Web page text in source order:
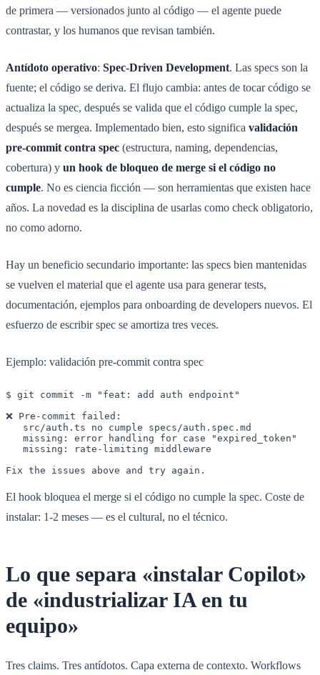
de primera — versionados junto al código — el agente puede
contrastar, y los humanos que revisan también.
Antídoto operativo: Spec-Driven Development. Las specs son la
fuente; el código se deriva. El flujo cambia: antes de tocar código se
actualiza la spec, después se valida que el código cumple la spec,
después se mergea. Implementado bien, esto significa validación
pre-commit contra spec (estructura, naming, dependencias,
cobertura) y un hook de bloqueo de merge si el código no
cumple. No es ciencia ficción — son herramientas que existen hace
años. La novedad es la disciplina de usarlas como check obligatorio,
no como adorno.
Hay un beneficio secundario importante: las specs bien mantenidas
se vuelven el material que el agente usa para generar tests,
documentación, ejemplos para onboarding de developers nuevos. El
esfuerzo de escribir spec se amortiza tres veces.
Ejemplo: validación pre-commit contra spec
$ git commit -m "feat: add auth endpoint"
❌ Pre-commit failed:
   src/auth.ts no cumple specs/auth.spec.md
   missing: error handling for case "expired_token"
   missing: rate-limiting middleware
Fix the issues above and try again.
El hook bloquea el merge si el código no cumple la spec. Coste de
instalar: 1-2 meses — es el cultural, no el técnico.
Lo que separa «instalar Copilot»
de «industrializar IA en tu
equipo»
Tres claims. Tres antídotos. Capa externa de contexto. Workflows